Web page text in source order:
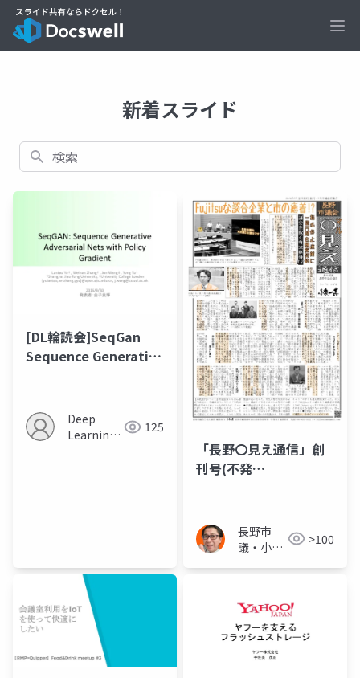
新着スライド
検索
[DL輪読会]SeqGan
Sequence Generative
Deep
Learning
125
「長野〇見え通信」創
刊号(不発
随意契約 ほか
長野市
議・小泉
>100